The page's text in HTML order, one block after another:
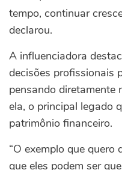
tempo, continuar
declarou.
A influenciadora
decisões profissionais
pensando diretamente
ela, o principal legado
patrimônio financeiro.
“O exemplo que quero
que eles podem ser